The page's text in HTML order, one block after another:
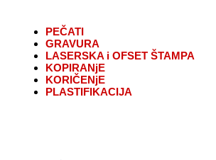
PEČATI
GRAVURA
LASERSKA i OFSET ŠTAMPA
KOPIRANjE
KORIČENjE
PLASTIFIKACIJA